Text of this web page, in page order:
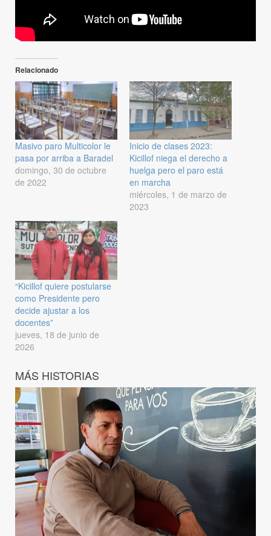
Relacionado
Masivo paro Multicolor le
pasa por arriba a Baradel
domingo, 30 de octubre
de 2022
Inicio de clases 2023:
Kicillof niega el derecho a
huelga pero el paro está
en marcha
miércoles, 1 de marzo de
2023
“Kicillof quiere postularse
como Presidente pero
decide ajustar a los
docentes”
jueves, 18 de junio de
2026
MÁS HISTORIAS